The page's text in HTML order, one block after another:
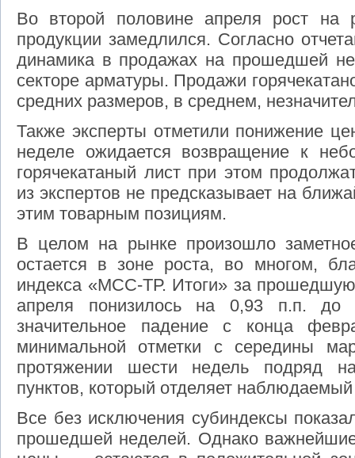
Во второй половине апреля рост на
продукции замедлился. Согласно
динамика в продажах на прошедшей
секторе арматуры. Продажи
средних размеров, в среднем,
Также эксперты отметили понижение
неделе ожидается возвращение к
горячекатаный лист при этом
из экспертов не предсказывает на
этим товарным позициям.
В целом на рынке произошло
остается в зоне роста, во многом,
индекса «МСС-ТР. Итоги» за
апреля понизилось на 0,93 п.п. до
значительное падение с конца
минимальной отметки с середины
протяжении шести недель подряд
пунктов, который отделяет
Все без исключения субиндексы
прошедшей неделей. Однако